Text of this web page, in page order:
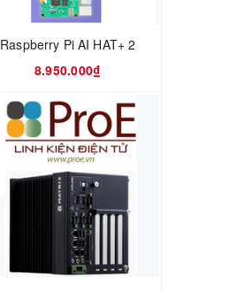
Raspberry Pi AI HAT+ 2
8.950.000₫